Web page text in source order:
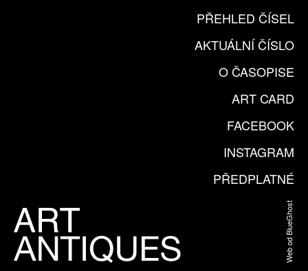
PŘEHLED ČÍSEL
AKTUÁLNÍ ČÍSLO
O ČASOPISE
ART CARD
FACEBOOK
INSTAGRAM
PŘEDPLATNÉ
Web od BlueGhost